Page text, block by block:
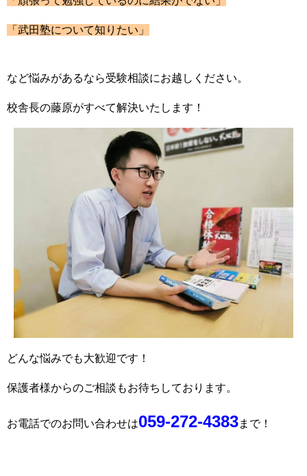
「武田塾について知りたい」
など悩みがあるなら受験相談にお越しください。
校舎長の藤原がすべて解決いたします！
どんな悩みでも大歓迎です！
保護者様からのご相談もお待ちしております。
お電話でのお問い合わせは059-272-4383まで！